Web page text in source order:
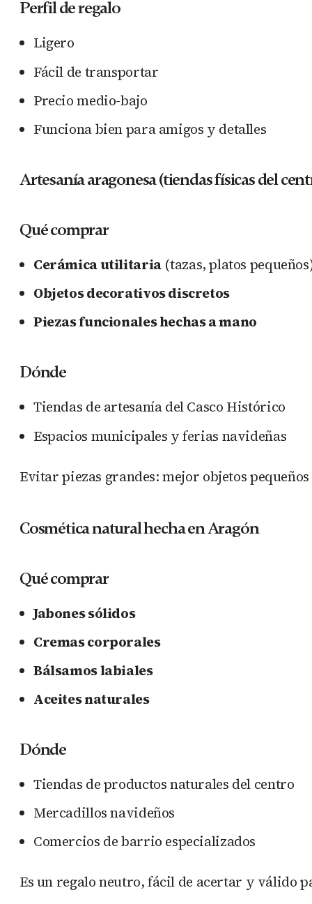
Perfil de regalo
Ligero
Fácil de transportar
Precio medio-bajo
Funciona bien para amigos y detalles
Artesanía aragonesa (tiendas físicas del
Qué comprar
Cerámica utilitaria(tazas, platos
Objetos decorativos discretos
Piezas funcionales hechas a mano
Dónde
Tiendas de artesanía del Casco Histórico
Espacios municipales y ferias navideñas
Evitar piezas grandes: mejor objetos
Cosmética natural hecha en Aragón
Qué comprar
Jabones sólidos
Cremas corporales
Bálsamos labiales
Aceites naturales
Dónde
Tiendas de productos naturales del centro
Mercadillos navideños
Comercios de barrio especializados
Es un regalo neutro, fácil de acertar y válido